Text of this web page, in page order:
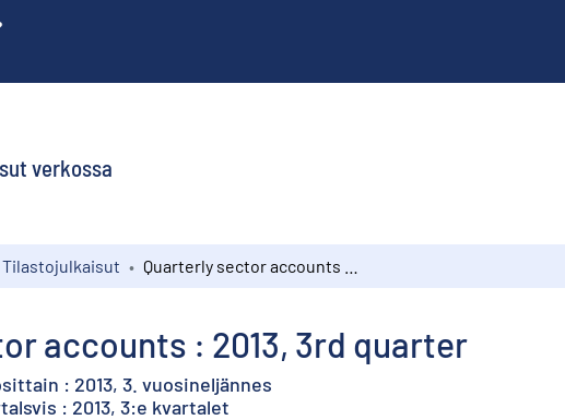
verkossa
Tilastojulkaisut
accounts : 2013, 3rd quarter
: 2013, 3. vuosineljännes
: 2013, 3:e kvartalet